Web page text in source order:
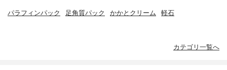
パラフィンパック 足角質パック かかとクリーム 軽石
カテゴリ一覧へ